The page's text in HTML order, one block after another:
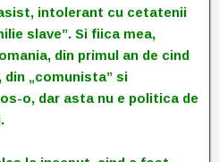
intolerant cu cetatenii
slave”. Si fiica mea,
din primul an de cind
din „comunista” si
o, dar asta nu e politica de